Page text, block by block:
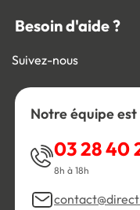
Besoin d'aide ?
Suivez-nous
Notre équipe
03 28 40
8h à 18h